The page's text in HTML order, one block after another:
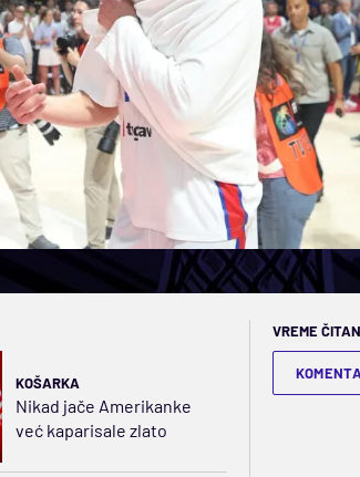
KOŠARKA
Nikad jače Amerikanke
već kaparisale zlato
VREME